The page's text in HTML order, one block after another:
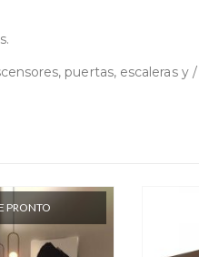
puertas, escaleras y
PRONTO